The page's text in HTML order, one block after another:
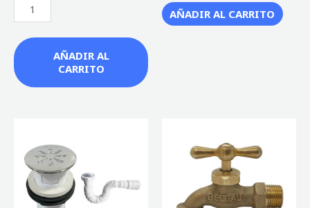
AÑADIR AL
CARRITO
de
5
AÑADIR AL CARRITO